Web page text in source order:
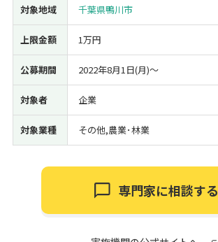
対象地域 千葉県鴨川市
上限金額 1万円
公募期間 2022年8月1日(月)〜
対象者 企業
対象業種 その他,農業･林業
専門家に相談する